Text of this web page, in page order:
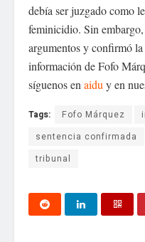
debía ser juzgado como
feminicidio. Sin
argumentos y confirmó
información de Fofo
síguenos en aidu y en
Tags: Fofo Márquez
sentencia confirmada
tribunal